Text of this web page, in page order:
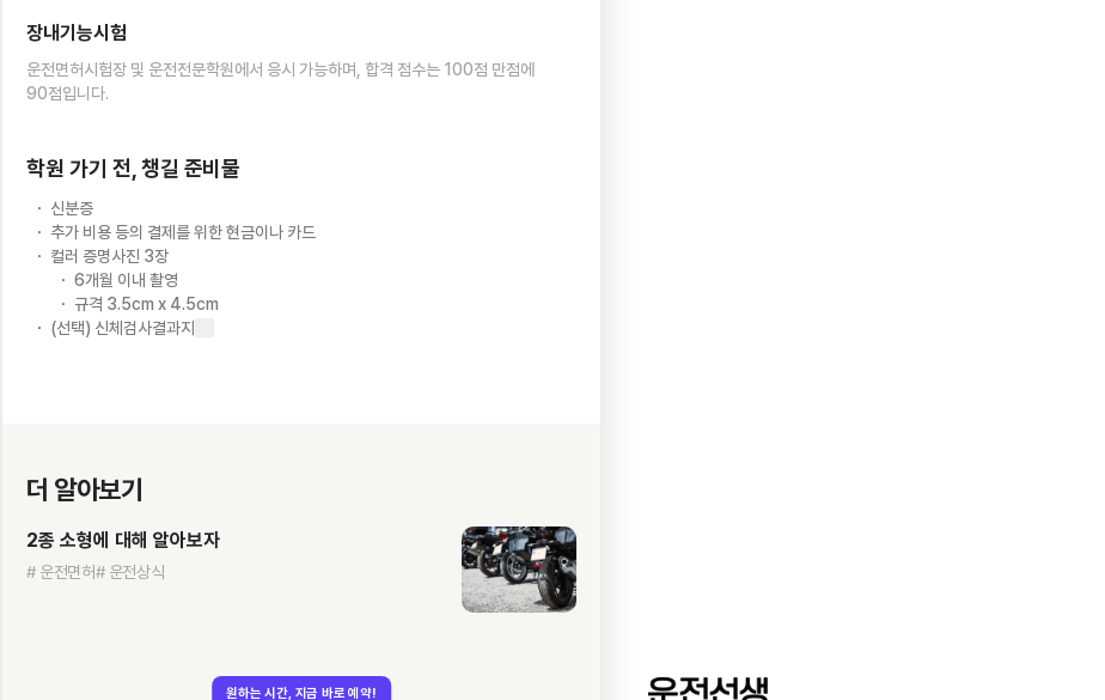
장내기능시험
운전면허시험장 및 운전전문학원에서 응시 가능하며, 합격 점수는 100점 만점에
90점입니다.
학원 가기 전, 챙길 준비물
신분증
추가 비용 등의 결제를 위한 현금이나 카드
컬러 증명사진 3장
6개월 이내 촬영
규격 3.5cm x 4.5cm
(선택) 신체검사결과지
더 알아보기
2종 소형에 대해 알아보자
# 운전면허# 운전상식
원하는 시간, 지금 바로 예약!